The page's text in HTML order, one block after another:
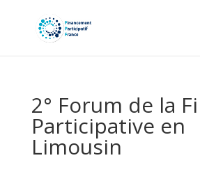
2° Forum de la
Participative en
Limousin